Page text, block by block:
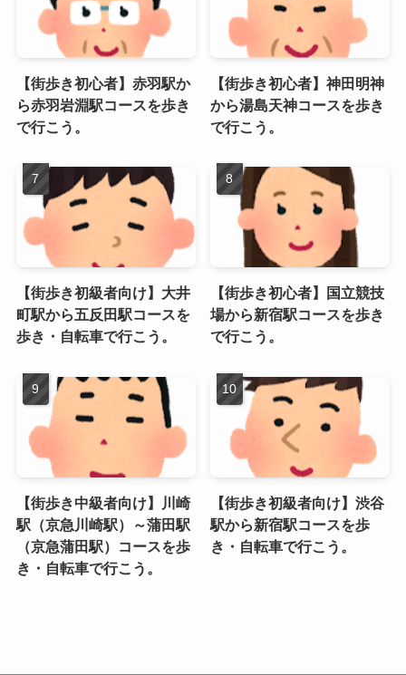
【街歩き初心者】赤羽駅か
ら赤羽岩淵駅コースを歩き
で行こう。
【街歩き初心者】神田明神
から湯島天神コースを歩き
で行こう。
【街歩き初級者向け】大井
町駅から五反田駅コースを
歩き・自転車で行こう。
【街歩き初心者】国立競技
場から新宿駅コースを歩き
で行こう。
【街歩き中級者向け】川崎
駅（京急川崎駅）～蒲田駅
（京急蒲田駅）コースを歩
き・自転車で行こう。
【街歩き初級者向け】渋谷
駅から新宿駅コースを歩
き・自転車で行こう。